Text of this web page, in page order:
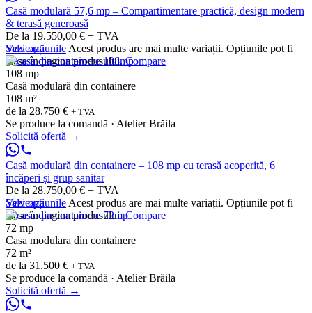
Casă modulară 57,6 mp – Compartimentare practică, design modern
& terasă generoasă
De la 19.550,00 € + TVA
Vezi opțiunile Acest produs are mai multe variații. Opțiunile pot fi
alese în pagina produsului.Compare
Salvează
108 mp
Casă modulară din containere
108 m²
de la 28.750 € + TVA
Se produce la comandă · Atelier Brăila
Solicită ofertă →
Casă modulară din containere – 108 mp cu terasă acoperită, 6
încăperi și grup sanitar
De la 28.750,00 € + TVA
Vezi opțiunile Acest produs are mai multe variații. Opțiunile pot fi
alese în pagina produsului.Compare
Salvează
72 mp
Casa modulara din containere
72 m²
de la 31.500 € + TVA
Se produce la comandă · Atelier Brăila
Solicită ofertă →